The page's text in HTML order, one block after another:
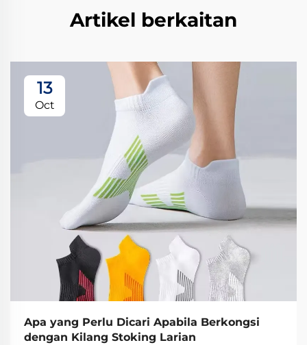
Artikel berkaitan
13
Oct
Apa yang Perlu Dicari Apabila Berkongsi
dengan Kilang Stoking Larian